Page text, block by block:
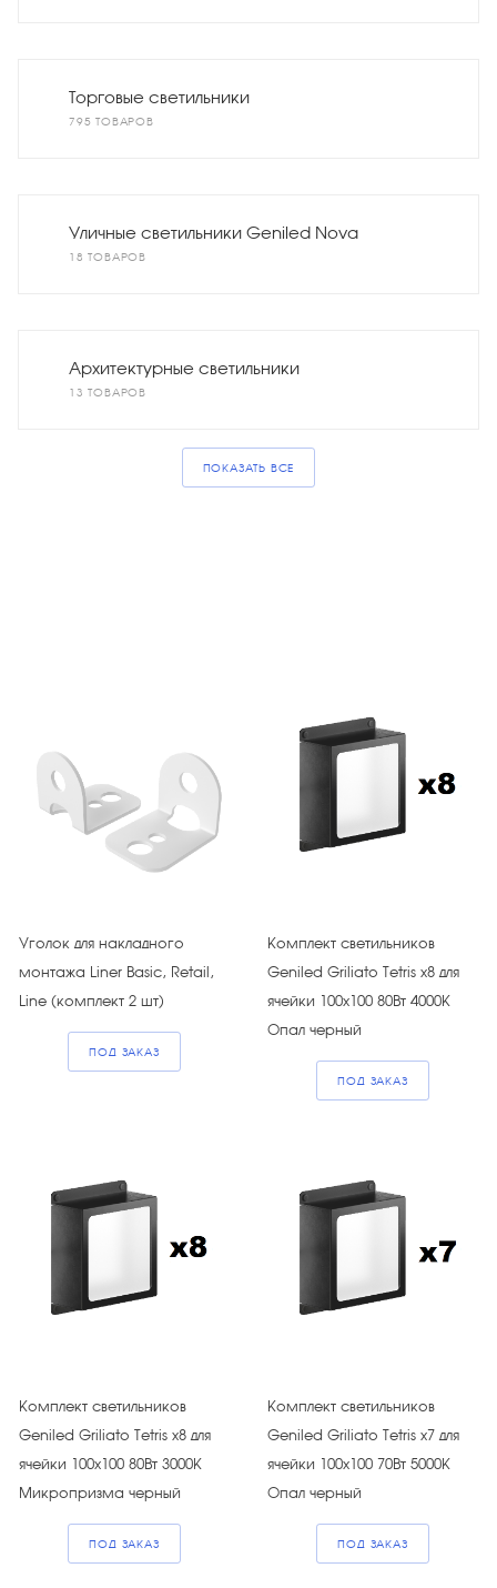
Торговые светильники
795 ТОВАРОВ
Уличные светильники Geniled Nova
18 ТОВАРОВ
Архитектурные светильники
13 ТОВАРОВ
ПОКАЗАТЬ ВСЕ
Уголок для накладного
монтажа Liner Basic, Retail,
Line (комплект 2 шт)
ПОД ЗАКАЗ
Комплект светильников
Geniled Griliato Tetris х8 для
ячейки 100х100 80Вт 4000К
Опал черный
ПОД ЗАКАЗ
Комплект светильников
Geniled Griliato Tetris х8 для
ячейки 100х100 80Вт 3000К
Микропризма черный
ПОД ЗАКАЗ
Комплект светильников
Geniled Griliato Tetris х7 для
ячейки 100х100 70Вт 5000К
Опал черный
ПОД ЗАКАЗ